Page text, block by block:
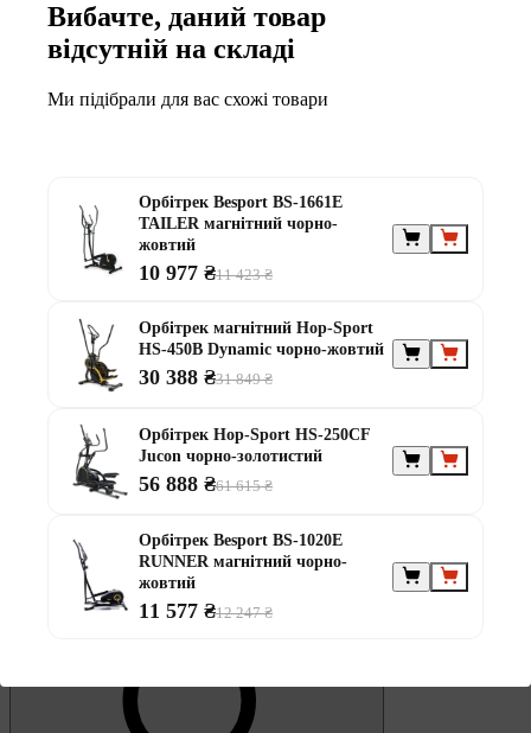
Обране
Вибачте, даний товар
відсутній на складі
Ми підібрали для вас схожі товари
Орбітрек Besport BS-1661E
TAILER магнітний чорно-
жовтий
10 977 ₴11 423 ₴
Орбітрек магнітний Hop-Sport
HS-450B Dynamic чорно-жовтий
30 388 ₴31 849 ₴
Орбітрек Hop-Sport HS-250CF
Jucon чорно-золотистий
56 888 ₴61 615 ₴
Орбітрек Besport BS-1020E
RUNNER магнітний чорно-
жовтий
11 577 ₴12 247 ₴